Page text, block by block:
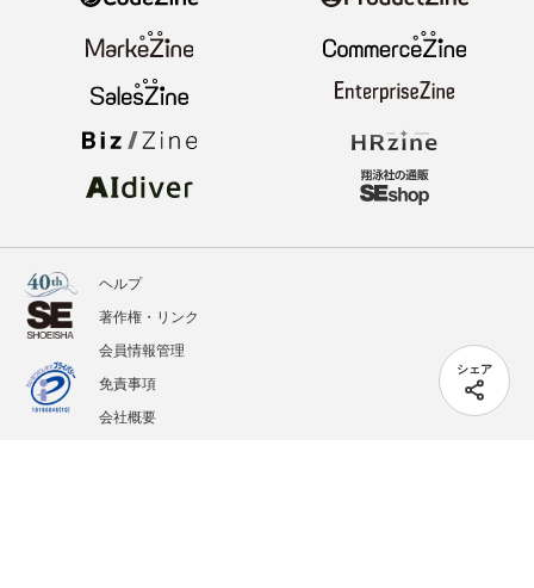
シェア
ヘルプ
著作権・リンク
会員情報管理
免責事項
会社概要